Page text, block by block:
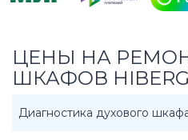
ЦЕНЫ НА
ШКАФОВ HIBERG
Диагностика духового